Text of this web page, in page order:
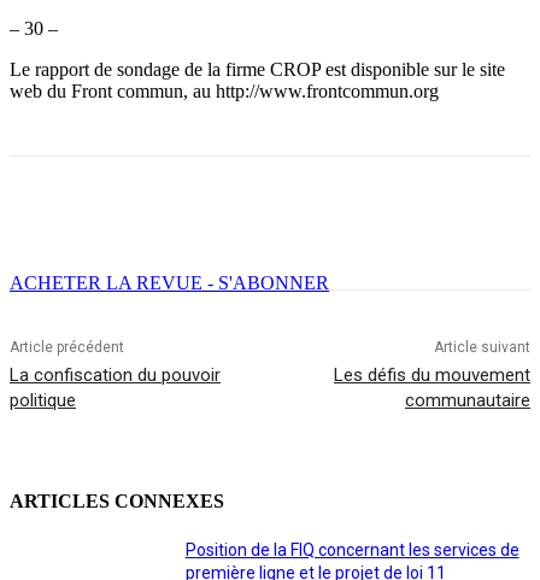
– 30 –
Le rapport de sondage de la firme CROP est disponible sur le site
web du Front commun, au http://www.frontcommun.org
ACHETER LA REVUE - S'ABONNER
Article précédent
La confiscation du pouvoir
politique
Article suivant
Les défis du mouvement
communautaire
ARTICLES CONNEXES
Position de la FIQ concernant les services de
première ligne et le projet de loi 11